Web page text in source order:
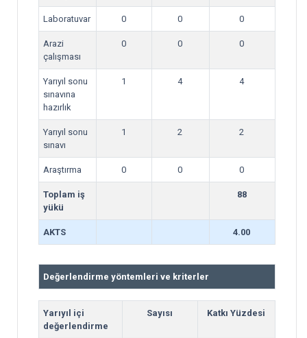
Laboratuvar 0 0 0
Arazi
çalışması
0 0 0
Yarıyıl sonu
sınavına
hazırlık
1 4 4
Yarıyıl sonu
sınavı
1 2 2
Araştırma 0 0 0
Toplam iş
yükü
88
AKTS 4.00
Değerlendirme yöntemleri ve kriterler
Yarıyıl içi
değerlendirme
Sayısı Katkı Yüzdesi